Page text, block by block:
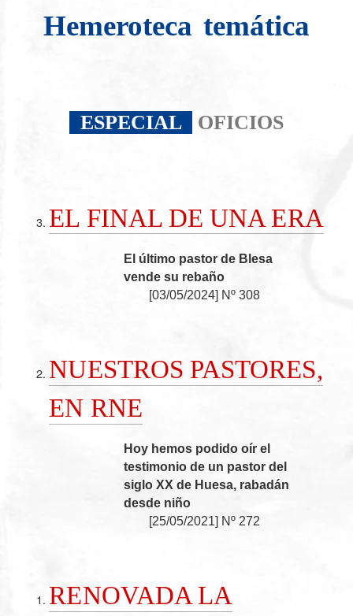
Hemeroteca temática
ESPECIAL OFICIOS
EL FINAL DE UNA ERA
El último pastor de Blesa
vende su rebaño
[03/05/2024] Nº 308
NUESTROS PASTORES,
EN RNE
Hoy hemos podido oír el
testimonio de un pastor del
siglo XX de Huesa, rabadán
desde niño
[25/05/2021] Nº 272
RENOVADA LA